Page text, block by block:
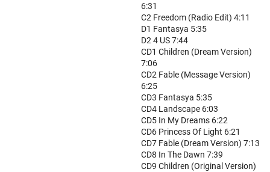
6:31
C2 Freedom (Radio Edit) 4:11
D1 Fantasya 5:35
D2 4 US 7:44
CD1 Children (Dream Version)
7:06
CD2 Fable (Message Version)
6:25
CD3 Fantasya 5:35
CD4 Landscape 6:03
CD5 In My Dreams 6:22
CD6 Princess Of Light 6:21
CD7 Fable (Dream Version) 7:13
CD8 In The Dawn 7:39
CD9 Children (Original Version)